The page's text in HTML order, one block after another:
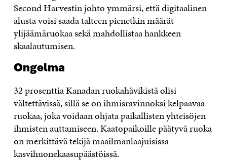
Second Harvestin johto ymmärsi, että digitaalinen
alusta voisi saada talteen pienetkin määrät
ylijäämäruokaa sekä mahdollistaa hankkeen
skaalautumisen.
Ongelma
32 prosenttia Kanadan ruokahävikistä olisi
vältettävissä, sillä se on ihmisravinnoksi kelpaavaa
ruokaa, joka voidaan ohjata paikallisten yhteisöjen
ihmisten auttamiseen. Kaatopaikoille päätyvä ruoka
on merkittävä tekijä maailmanlaajuisissa
kasvihuonekaasupäästöissä.